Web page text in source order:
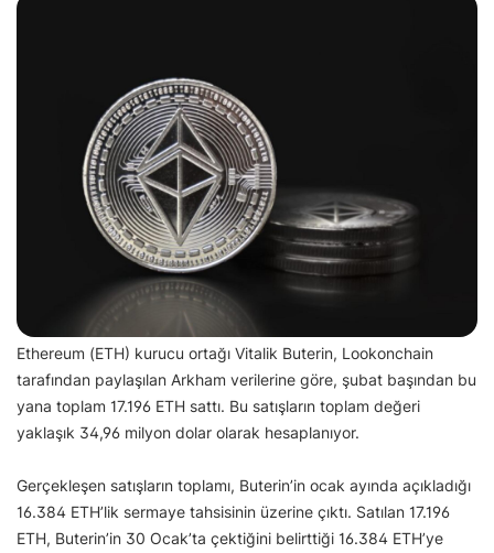
Ethereum (ETH) kurucu ortağı Vitalik Buterin, Lookonchain
tarafından paylaşılan Arkham verilerine göre, şubat başından bu
yana toplam 17.196 ETH sattı. Bu satışların toplam değeri
yaklaşık 34,96 milyon dolar olarak hesaplanıyor.
Gerçekleşen satışların toplamı, Buterin’in ocak ayında açıkladığı
16.384 ETH’lik sermaye tahsisinin üzerine çıktı. Satılan 17.196
ETH, Buterin’in 30 Ocak’ta çektiğini belirttiği 16.384 ETH’ye